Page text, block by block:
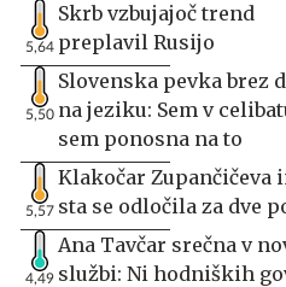
5,64
Skrb vzbujajoč trend
preplavil Rusijo
5,50
Slovenska pevka brez
na jeziku: Sem v
sem ponosna na to
5,57
Klakočar Zupančičeva
sta se odločila za dve
4,49
Ana Tavčar srečna v
službi: Ni hodniških